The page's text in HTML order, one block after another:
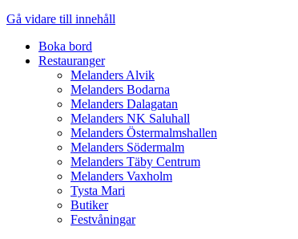
Gå vidare till innehåll
Boka bord
Restauranger
Melanders Alvik
Melanders Bodarna
Melanders Dalagatan
Melanders NK Saluhall
Melanders Östermalmshallen
Melanders Södermalm
Melanders Täby Centrum
Melanders Vaxholm
Tysta Mari
Butiker
Festvåningar